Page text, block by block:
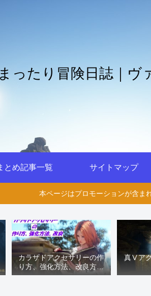
ったり冒険日誌｜ヴ
とめ記事一覧 サイトマップ
本ページはプロモーションが含ま
カラザドアクセサリーの作
り方、強化方法、改良方法
などまとめ【黒い砂漠冒険
真Ⅴア